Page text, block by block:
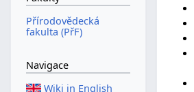
Přírodovědecká
fakulta (PřF)
Navigace
Wiki in English